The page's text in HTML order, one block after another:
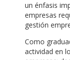
un énfasis
empresas
gestión
Como
actividad en